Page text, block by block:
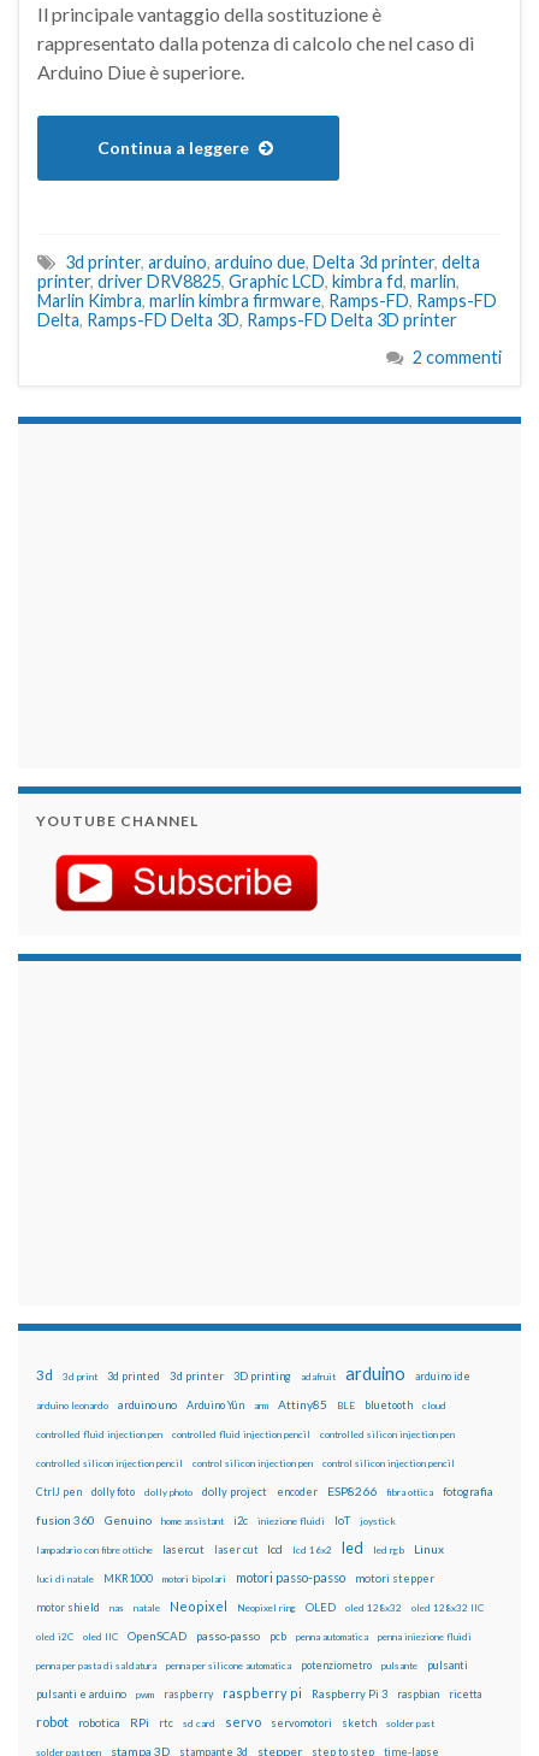
Il principale vantaggio della sostituzione è
rappresentato dalla potenza di calcolo che nel caso di
Arduino Diue è superiore.
Continua a leggere
3d printer, arduino, arduino due, Delta 3d printer, delta
printer, driver DRV8825, Graphic LCD, kimbra fd, marlin,
Marlin Kimbra, marlin kimbra firmware, Ramps-FD, Ramps-FD
Delta, Ramps-FD Delta 3D, Ramps-FD Delta 3D printer
2 commenti
YOUTUBE CHANNEL
3d 3d print 3d printed 3d printer 3D printing adafruit arduino arduino ide
arduino leonardo arduino uno Arduino Yún arm Attiny85 BLE bluetooth cloud
controlled fluid injection pen controlled fluid injection pencil controlled silicon injection pen
controlled silicon injection pencil control silicon injection pen control silicon injection pencil
CtrlJ pen dolly foto dolly photo dolly project encoder ESP8266 fibra ottica fotografia
fusion 360 Genuino home assistant i2c iniezione fluidi IoT joystick
lampadario con fibre ottiche lasercut laser cut lcd lcd 16x2 led led rgb Linux
luci di natale MKR1000 motori bipolari motori passo-passo motori stepper
motor shield nas natale Neopixel Neopixel ring OLED oled 128x32 oled 128x32 IIC
oled i2C oled IIC OpenSCAD passo-passo pcb penna automatica penna iniezione fluidi
penna per pasta di saldatura penna per silicone automatica potenziometro pulsante pulsanti
pulsanti e arduino pwm raspberry raspberry pi Raspberry Pi 3 raspbian ricetta
robot robotica RPi rtc sd card servo servomotori sketch solder past
solder past pen stampa 3D stampante 3d stepper step to step time-lapse